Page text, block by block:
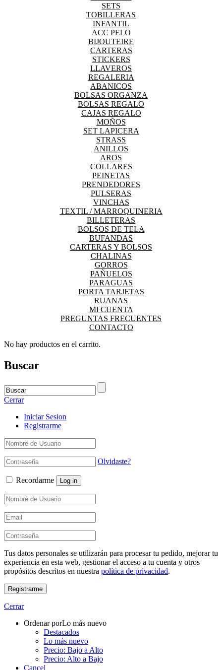
SETS
TOBILLERAS
INFANTIL
ACC PELO
BIJOUTEIRE
CARTERAS
STICKERS
LLAVEROS
REGALERIA
ABANICOS
BOLSAS ORGANZA
BOLSAS REGALO
CAJAS REGALO
MOÑOS
SET LAPICERA
STRASS
ANILLOS
AROS
COLLARES
PEINETAS
PRENDEDORES
PULSERAS
VINCHAS
TEXTIL / MARROQUINERIA
BILLETERAS
BOLSOS DE TELA
BUFANDAS
CARTERAS Y BOLSOS
CHALINAS
GORROS
PAÑUELOS
PARAGUAS
PORTA TARJETAS
RUANAS
MI CUENTA
PREGUNTAS FRECUENTES
CONTACTO
No hay productos en el carrito.
Buscar
Cerrar
Iniciar Sesion
Registrarme
Olvidaste?
Recordarme Log in
Tus datos personales se utilizarán para procesar tu pedido, mejorar tu
experiencia en esta web, gestionar el acceso a tu cuenta y otros
propósitos descritos en nuestra política de privacidad.
Registrarme
Cerrar
Ordenar porLo más nuevo
Destacados
Lo más nuevo
Precio: Bajo a Alto
Precio: Alto a Bajo
Cancel